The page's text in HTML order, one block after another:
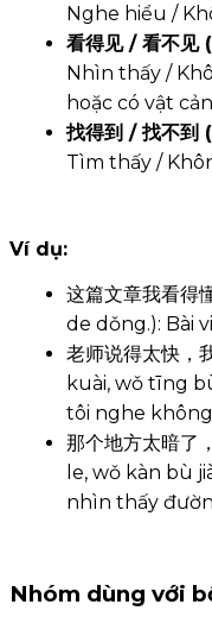
Nghe hiểu /
看得见 / 看不
Nhìn thấy /
hoặc có vật
找得到 / 找不
Tìm thấy /
Ví dụ:
这篇文章我看
de dǒng.): Bài
老师说得太快，
kuài, wǒ tīng
tôi nghe
那个地方太暗了
le, wǒ kàn bù
nhìn thấy
Nhóm dùng với